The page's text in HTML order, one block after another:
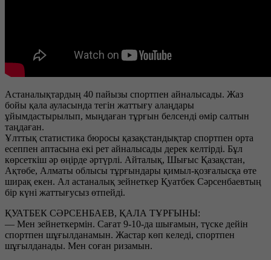
Астаналықтардың 40 пайызы спортпен айналысады. Жаз
бойы қала ауласында тегін жаттығу алаңдары
ұйымдастырылып, мыңдаған тұрғын белсенді өмір салтын
таңдаған.
Ұлттық статистика бюросы қазақстандықтар спортпен орта
есеппен аптасына екі рет айналысады дерек келтірді. Бұл
көрсеткіш әр өңірде әртүрлі. Айталық, Шығыс Қазақстан,
Ақтөбе, Алматы облысы тұрғындары қимыл-қозғалысқа өте
ширақ екен. Ал астаналық зейнеткер Қуатбек Сәрсенбаевтың
бір күні жаттығусыз өтпейді.
ҚУАТБЕК СӘРСЕНБАЕВ, ҚАЛА ТҰРҒЫНЫ:
— Мен зейнеткермін. Сағат 9-10-да шығамын, түске дейін
спортпен шұғылданамын. Жастар көп келеді, спортпен
шұғылданады. Мен соған ризамын.